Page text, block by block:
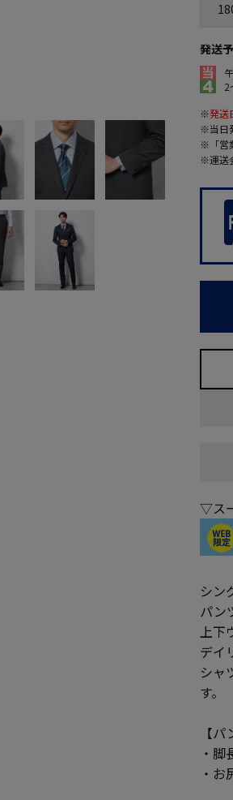
発送
2
※発送
※当日
※「営
※運送
▽ス
シン
パン
上
デイ
シャ
す。
【
・脚
・